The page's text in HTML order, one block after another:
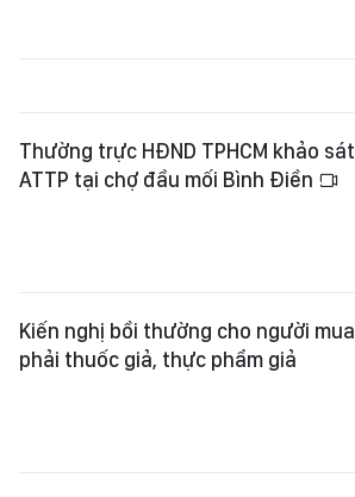
Thường trực HĐND TPHCM khảo sát
ATTP tại chợ đầu mối Bình Điền
Kiến nghị bồi thường cho người mua
phải thuốc giả, thực phẩm giả